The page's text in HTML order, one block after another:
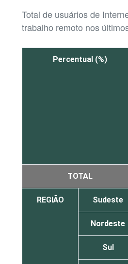
Total de usuários de
trabalho remoto nos
Percentual (%)
TOTAL
REGIÃO Sudeste
Nordeste
Sul